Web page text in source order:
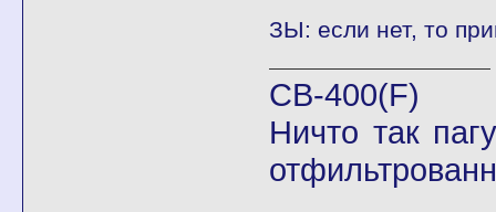
ЗЫ: если нет, то
CB-400(F)
Ничто так